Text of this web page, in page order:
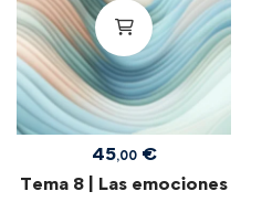
45,00 €
Tema 8 | Las emociones